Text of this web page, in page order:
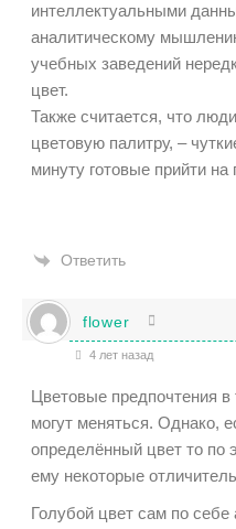
интеллектуальными
аналитическому
учебных заведений
цвет.
Также считается, что
цветовую палитру, –
минуту готовые прийти
Ответить
flower
4 лет назад
Цветовые предпочтения в
могут меняться. Однако,
определённый цвет то по
ему некоторые
Голубой цвет сам по